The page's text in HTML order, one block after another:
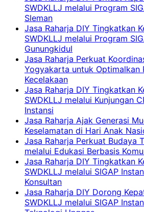
SWDKLLJ melalui Program
Sleman
Jasa Raharja DIY Tingkatkan
SWDKLLJ melalui Program
Gunungkidul
Jasa Raharja Perkuat
Yogyakarta untuk Optimalkan
Kecelakaan
Jasa Raharja DIY Tingkatkan
SWDKLLJ melalui Kunjungan
Instansi
Jasa Raharja Ajak Generasi
Keselamatan di Hari Anak
Jasa Raharja Perkuat Budaya
melalui Edukasi Berbasis
Jasa Raharja DIY Tingkatkan
SWDKLLJ melalui SIGAP
Konsultan
Jasa Raharja DIY Dorong
SWDKLLJ melalui SIGAP